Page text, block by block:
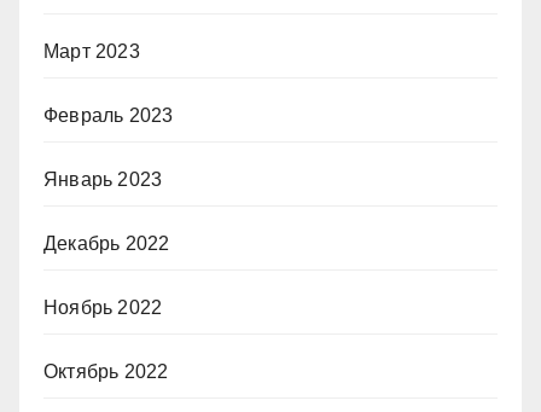
Март 2023
Февраль 2023
Январь 2023
Декабрь 2022
Ноябрь 2022
Октябрь 2022